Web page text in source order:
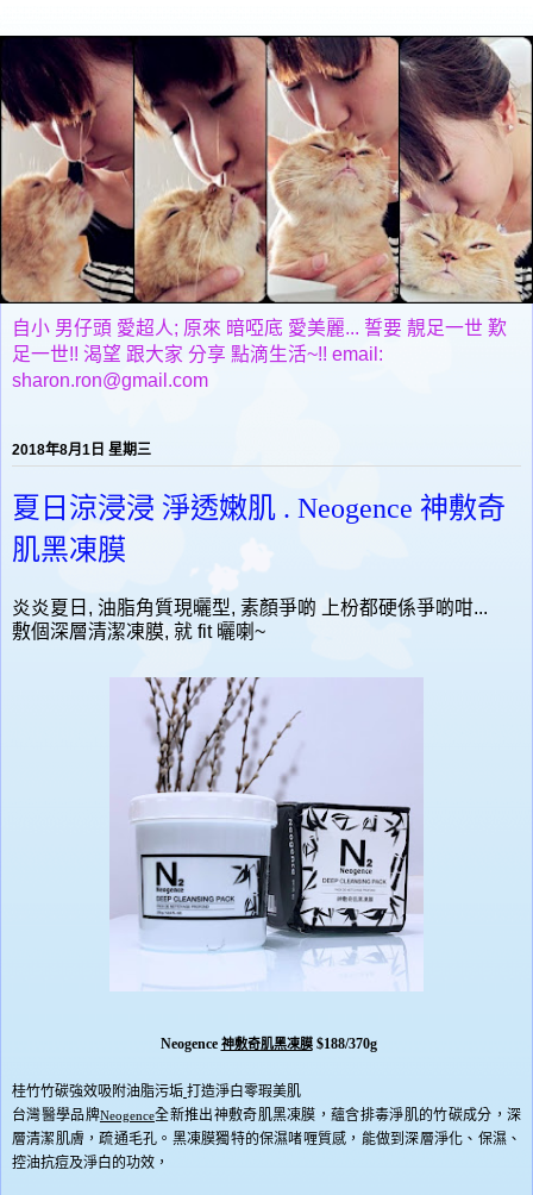
自小 男仔頭 愛超人; 原來 暗啞底 愛美麗... 誓要 靚足一世 歎
足一世!! 渴望 跟大家 分享 點滴生活~!! email:
sharon.ron@gmail.com
2018年8月1日 星期三
夏日涼浸浸 淨透嫩肌 . Neogence 神敷奇
肌黑凍膜
炎炎夏日, 油脂角質現曬型, 素顏爭啲 上枌都硬係爭啲咁...
敷個深層清潔凍膜, 就 fit 曬喇~
Neogence 神敷奇肌黑凍膜$188/370g
桂竹竹碳強效吸附油脂污垢 打造淨白零瑕美肌
台灣醫學品牌Neogence全新推出神敷奇肌黑凍膜，蘊含排毒淨肌的竹碳成分，深
層清潔肌膚，疏通毛孔。黑凍膜獨特的保濕啫喱質感，能做到深層淨化、保濕、
控油抗痘及淨白的功效，